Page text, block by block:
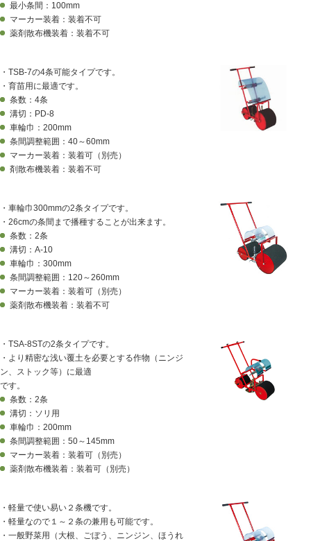
最小条間：100mm
マーカー装着：装着不可
薬剤散布機装着：装着不可
・TSB-7の4条可能タイプです。
・育苗用に最適です。
条数：4条
溝切：PD-8
車輪巾：200mm
条間調整範囲：40～60mm
マーカー装着：装着可（別売）
剤散布機装着：装着不可
・車輪巾300mmの2条タイプです。
・26cmの条間まで播種することが出来ます。
条数：2条
溝切：A-10
車輪巾：300mm
条間調整範囲：120～260mm
マーカー装着：装着可（別売）
薬剤散布機装着：装着不可
・TSA-8STの2条タイプです。
・より精密な浅い覆土を必要とする作物（ニンジ
ン、ストック等）に最適
です。
条数：2条
溝切：ソリ用
車輪巾：200mm
条間調整範囲：50～145mm
マーカー装着：装着可（別売）
薬剤散布機装着：装着可（別売）
・軽量で使い易い２条機です。
・軽量なので１～２条の兼用も可能です。
・一般野菜用（大根、ごぼう、ニンジン、ほうれ